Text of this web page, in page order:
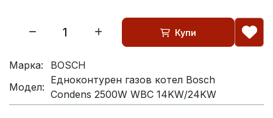
Купи
Марка:
BOSCH
Модел:
Eдноконтурен газов котел Bosch
Condens 2500W WBC 14KW/24KW